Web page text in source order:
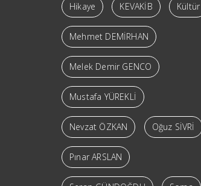
Hikaye KEVAKİB Kültür
Mehmet DEMİRHAN
Melek Demir GENCO
Mustafa YÜREKLİ
Nevzat ÖZKAN Oğuz SİVRİ
Pınar ARSLAN